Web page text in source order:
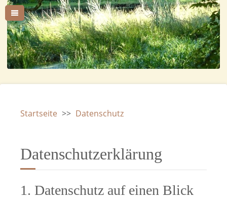
Startseite >> Datenschutz
Datenschutzerklärung
1. Datenschutz auf einen Blick